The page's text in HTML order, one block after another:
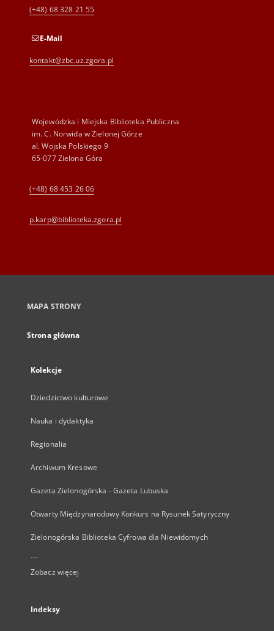
(+48) 68 328 21 55
E-Mail
kontakt@zbc.uz.zgora.pl
Wojewódzka i Miejska Biblioteka Publiczna
im. C. Norwida w Zielonej Górze
al. Wojska Polskiego 9
65-077 Zielona Góra
(+48) 68 453 26 06
p.karp@biblioteka.zgora.pl
MAPA STRONY
Strona główna
Kolekcje
Dziedzictwo kulturowe
Nauka i dydaktyka
Regionalia
Archiwum Kresowe
Gazeta Zielonogórska - Gazeta Lubuska
Otwarty Międzynarodowy Konkurs na Rysunek Satyryczny
Zielonogórska Biblioteka Cyfrowa dla Niewidomych
...
Zobacz więcej
Indeksy